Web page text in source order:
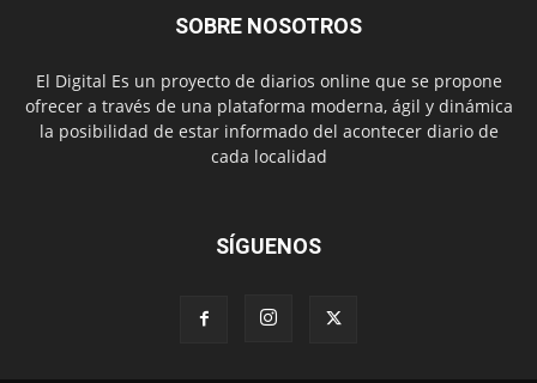
SOBRE NOSOTROS
El Digital Es un proyecto de diarios online que se propone
ofrecer a través de una plataforma moderna, ágil y dinámica
la posibilidad de estar informado del acontecer diario de
cada localidad
SÍGUENOS